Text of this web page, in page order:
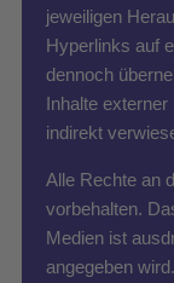
jeweiligen
Hyperlinks auf
dennoch
Inhalte
indirekt
Alle Rechte an
vorbehalten.
Medien ist
angegeben